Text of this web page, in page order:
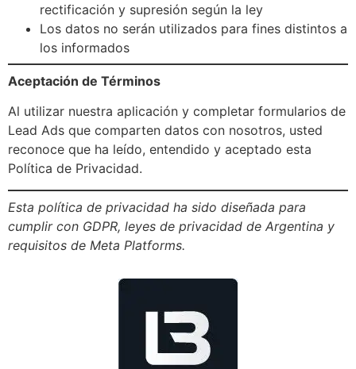
rectificación y supresión según la ley
Los datos no serán utilizados para fines distintos a
los informados
Aceptación de Términos
Al utilizar nuestra aplicación y completar formularios de
Lead Ads que comparten datos con nosotros, usted
reconoce que ha leído, entendido y aceptado esta
Política de Privacidad.
Esta política de privacidad ha sido diseñada para
cumplir con GDPR, leyes de privacidad de Argentina y
requisitos de Meta Platforms.